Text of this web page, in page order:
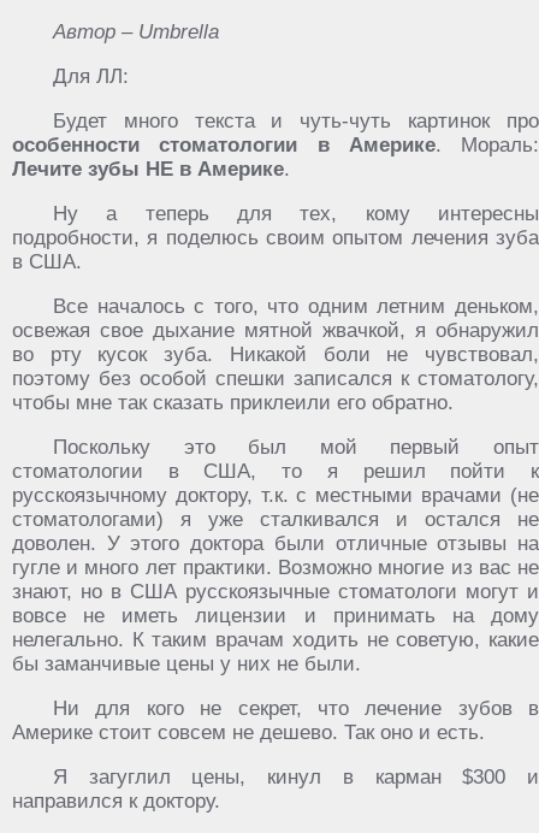
Автор – Umbrella
Для ЛЛ:
Будет много текста и чуть-чуть картинок про
особенности стоматологии в Америке. Мораль:
Лечите зубы НЕ в Америке.
Ну а теперь для тех, кому интересны
подробности, я поделюсь своим опытом лечения зуба
в США.
Все началось с того, что одним летним деньком,
освежая свое дыхание мятной жвачкой, я обнаружил
во рту кусок зуба. Никакой боли не чувствовал,
поэтому без особой спешки записался к стоматологу,
чтобы мне так сказать приклеили его обратно.
Поскольку это был мой первый опыт
стоматологии в США, то я решил пойти к
русскоязычному доктору, т.к. с местными врачами (не
стоматологами) я уже сталкивался и остался не
доволен. У этого доктора были отличные отзывы на
гугле и много лет практики. Возможно многие из вас не
знают, но в США русскоязычные стоматологи могут и
вовсе не иметь лицензии и принимать на дому
нелегально. К таким врачам ходить не советую, какие
бы заманчивые цены у них не были.
Ни для кого не секрет, что лечение зубов в
Америке стоит совсем не дешево. Так оно и есть.
Я загуглил цены, кинул в карман $300 и
направился к доктору.